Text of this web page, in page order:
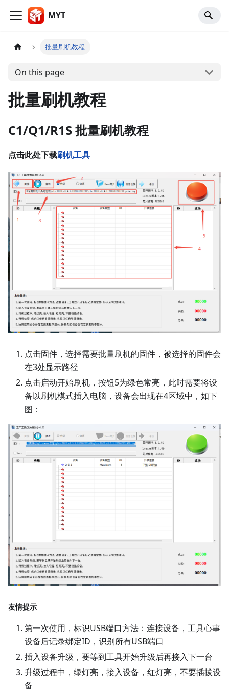
MYT
批量刷机教程
On this page
批量刷机教程
C1/Q1/R1S 批量刷机教程
点击此处下载刷机工具
点击固件，选择需要批量刷机的固件，被选择的固件会
在3处显示路径
点击启动开始刷机，按钮5为绿色常亮，此时需要将设
备以刷机模式插入电脑，设备会出现在4区域中，如下
图：
友情提示
第一次使用，标识USB端口方法：连接设备，工具心事
设备后记录绑定ID，识别所有USB端口
插入设备升级，要等到工具开始升级后再接入下一台
升级过程中，绿灯亮，接入设备，红灯亮，不要插拔设
备